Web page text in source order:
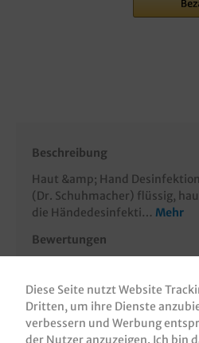
Beschreibung
Haut &amp; Hand
(Dr. Schuhmacher) flüssig,
die Händedesinfekti… Mehr
Bewertungen
Diese Seite nutzt Website
Dritten, um ihre Dienste
verbessern und Werbung
der Nutzer anzuzeigen. Ich bin